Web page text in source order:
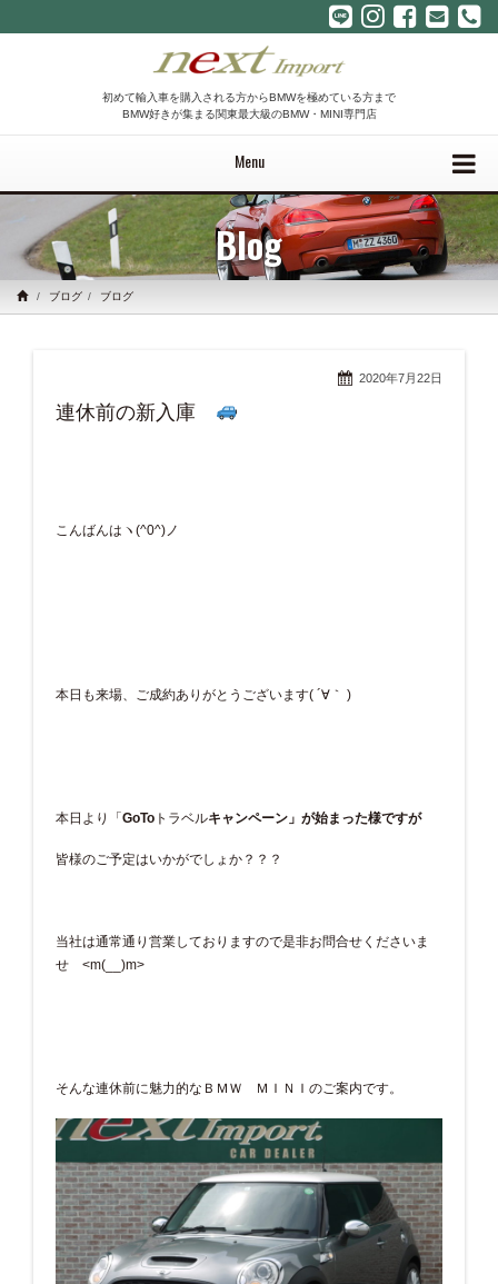
初めて輸入車を購入される方からBMWを極めている方まで
BMW好きが集まる関東最大級のBMW・MINI専門店
Menu
Blog
ブログ ブログ
2020年7月22日
連休前の新入庫
こんばんはヽ(^0^)ノ
本日も来場、ご成約ありがとうございます( ´∀｀ )
本日より「GoTo トラベルキャンペーン」が始まった様ですが
皆様のご予定はいかがでしょか？？？
当社は通常通り営業しておりますので是非お問合せくださいま
せ <m(__)m>
そんな連休前に魅力的なＢＭＷ ＭＩＮＩのご案内です。